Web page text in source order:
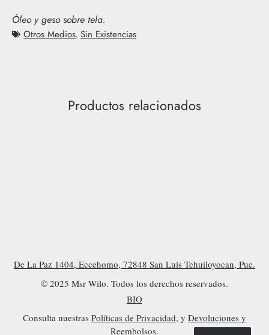
Óleo y geso sobre tela.
Otros Medios, Sin Existencias
Productos relacionados
De La Paz 1404, Eccehomo, 72848 San Luis Tehuiloyocan, Pue.
© 2025 Msr Wilo. Todos los derechos reservados.
BIO
Consulta nuestras Políticas de Privacidad, y Devoluciones y
Reembolsos.